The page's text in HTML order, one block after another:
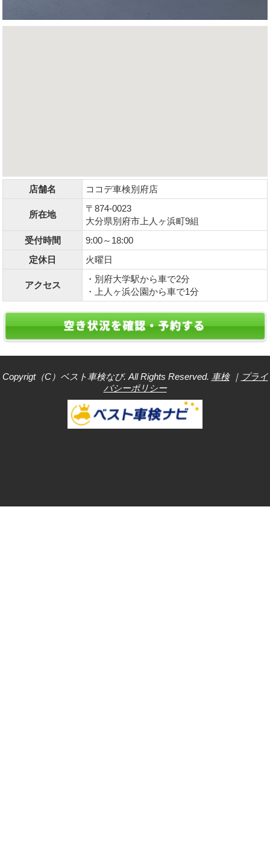
店舗名 ココデ車検別府店
所在地
〒874-0023
大分県別府市上人ヶ浜町9組
受付時間
9:00～18:00
定休日
火曜日
アクセス
・別府大学駅から車で2分
・上人ヶ浜公園から車で1分
Copyrigt（C）ベスト車検なび. All Rights Reserved. 車検｜ プライ
バシーポリシー